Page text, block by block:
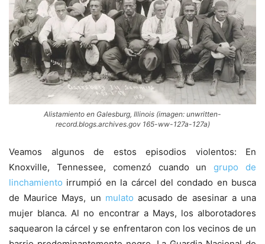
Alistamiento en Galesburg, Illinois (imagen: unwritten-
record.blogs.archives.gov 165-ww-127a-127a)
Veamos algunos de estos episodios violentos: En
Knoxville, Tennessee, comenzó cuando ungrupo de
linchamiento irrumpió en la cárcel del condado en busca
de Maurice Mays, un mulato acusado de asesinar a una
mujer blanca. Al no encontrar a Mays, los alborotadores
saquearon la cárcel y se enfrentaron con los vecinos de un